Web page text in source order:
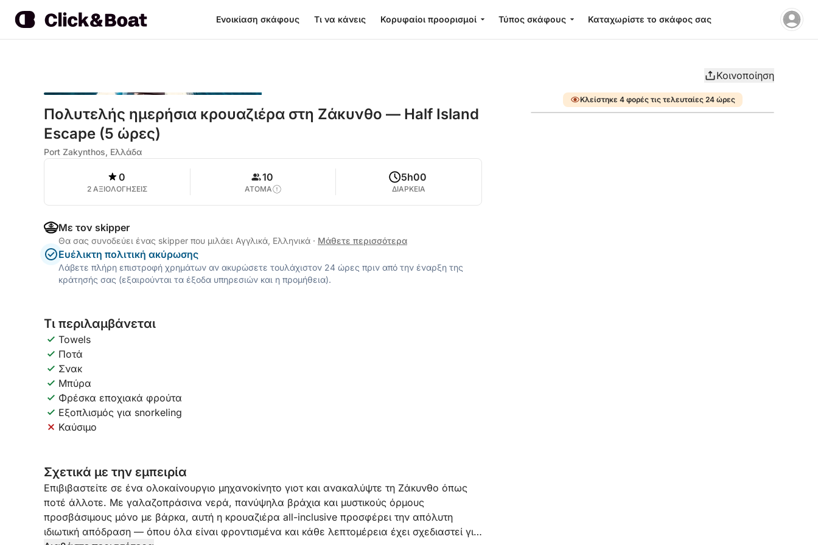
Ενοικίαση σκάφους Τι να κάνεις Κορυφαίοι προορισμοί Τύπος σκάφους Καταχωρίστε το σκάφος σας
Κοινοποίηση
Πολυτελής ημερήσια κρουαζιέρα στη Ζάκυνθο — Half Island
Escape (5 ώρες)
Port Zakynthos, Ελλάδα
0
2 ΑΞΙΟΛΟΓΗΣΕΙΣ
10
ΑΤΟΜΑ
5h00
ΔΙΑΡΚΕΙΑ
Με τον skipper
Θα σας συνοδεύει ένας skipper που μιλάει Αγγλικά, Ελληνικά · Μάθετε περισσότερα
Ευέλικτη πολιτική ακύρωσης
Λάβετε πλήρη επιστροφή χρημάτων αν ακυρώσετε τουλάχιστον 24 ώρες πριν από την έναρξη της
κράτησής σας (εξαιρούνται τα έξοδα υπηρεσιών και η προμήθεια).
Τι περιλαμβάνεται
Towels
Ποτά
Σνακ
Μπύρα
Φρέσκα εποχιακά φρούτα
Εξοπλισμός για snorkeling
Καύσιμο
Σχετικά με την εμπειρία
Επιβιβαστείτε σε ένα ολοκαίνουργιο μηχανοκίνητο γιοτ και ανακαλύψτε τη Ζάκυνθο όπως
ποτέ άλλοτε. Με γαλαζοπράσινα νερά, πανύψηλα βράχια και μυστικούς όρμους
προσβάσιμους μόνο με βάρκα, αυτή η κρουαζιέρα all-inclusive προσφέρει την απόλυτη
ιδιωτική απόδραση — όπου όλα είναι φροντισμένα και κάθε λεπτομέρεια έχει σχεδιαστεί για
Κλείστηκε 4 φορές τις τελευταίες 24 ώρες